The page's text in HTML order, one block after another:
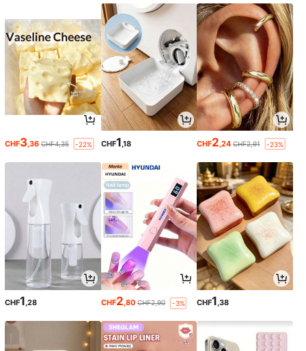
CHF3 ,36 CHF4,35 -22% CHF1 ,18 CHF2 ,24 CHF2,91 -23%
CHF1,28 CHF2,80 CHF2,90 -3% CHF1,38